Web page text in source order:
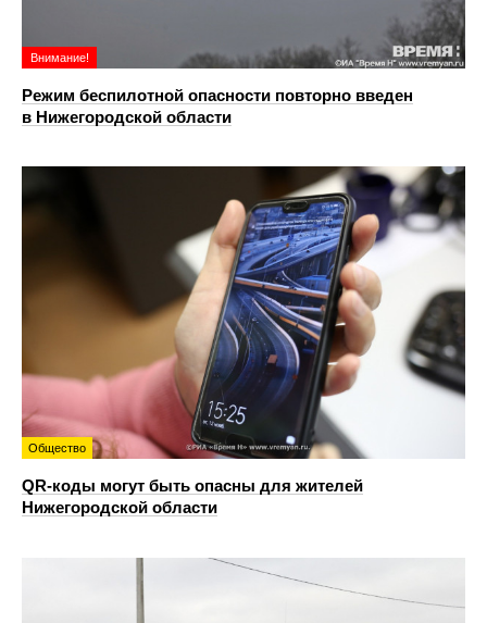
Внимание!
Режим беспилотной опасности повторно введен
в Нижегородской области
Общество
QR-коды могут быть опасны для жителей
Нижегородской области